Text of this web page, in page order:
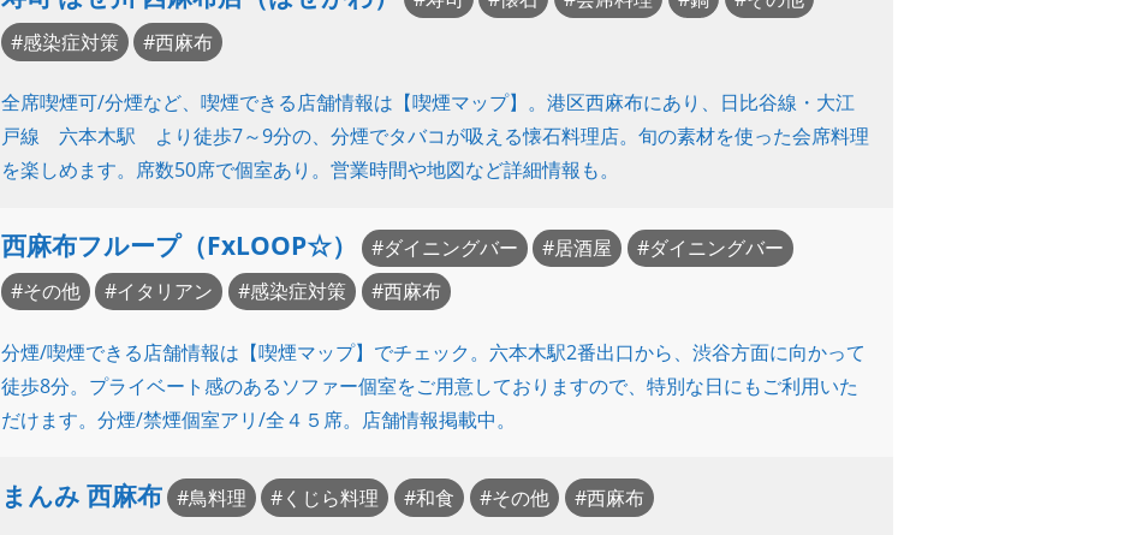
感染症対策
西麻布
全席喫煙可/分煙など、喫煙できる店舗情報は【喫煙マップ】。港区西麻布にあり、日比谷線・大江
戸線 六本木駅 より徒歩7～9分の、分煙でタバコが吸える懐石料理店。旬の素材を使った会席料理
を楽しめます。席数50席で個室あり。営業時間や地図など詳細情報も。
西麻布フループ（FxLOOP☆） ダイニングバー 居酒屋
ダイニングバー
その他
イタリアン 感染症対策 西麻布
分煙/喫煙できる店舗情報は【喫煙マップ】でチェック。六本木駅2番出口から、渋谷方面に向かって
徒歩8分。プライベート感のあるソファー個室をご用意しておりますので、特別な日にもご利用いた
だけます。分煙/禁煙個室アリ/全４５席。店舗情報掲載中。
まんみ 西麻布 鳥料理 くじら料理 和食 その他 西麻布